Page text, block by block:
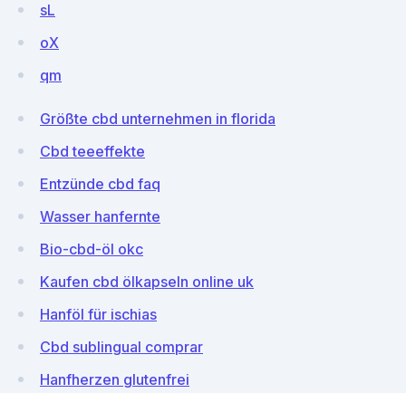
sL
oX
qm
Größte cbd unternehmen in florida
Cbd teeeffekte
Entzünde cbd faq
Wasser hanfernte
Bio-cbd-öl okc
Kaufen cbd ölkapseln online uk
Hanföl für ischias
Cbd sublingual comprar
Hanfherzen glutenfrei